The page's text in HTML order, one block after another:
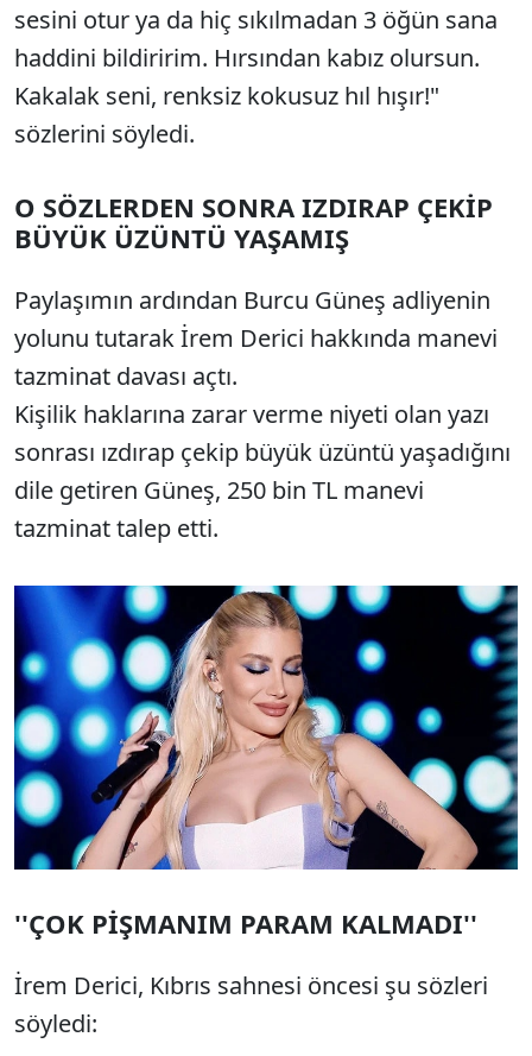
sesini otur ya da hiç sıkılmadan 3 öğün sana
haddini bildiririm. Hırsından kabız olursun.
Kakalak seni, renksiz kokusuz hıl hışır!"
sözlerini söyledi.
O SÖZLERDEN SONRA IZDIRAP ÇEKİP
BÜYÜK ÜZÜNTÜ YAŞAMIŞ
Paylaşımın ardından Burcu Güneş adliyenin
yolunu tutarak İrem Derici hakkında manevi
tazminat davası açtı.
Kişilik haklarına zarar verme niyeti olan yazı
sonrası ızdırap çekip büyük üzüntü yaşadığını
dile getiren Güneş, 250 bin TL manevi
tazminat talep etti.
''ÇOK PİŞMANIM PARAM KALMADI''
İrem Derici, Kıbrıs sahnesi öncesi şu sözleri
söyledi: